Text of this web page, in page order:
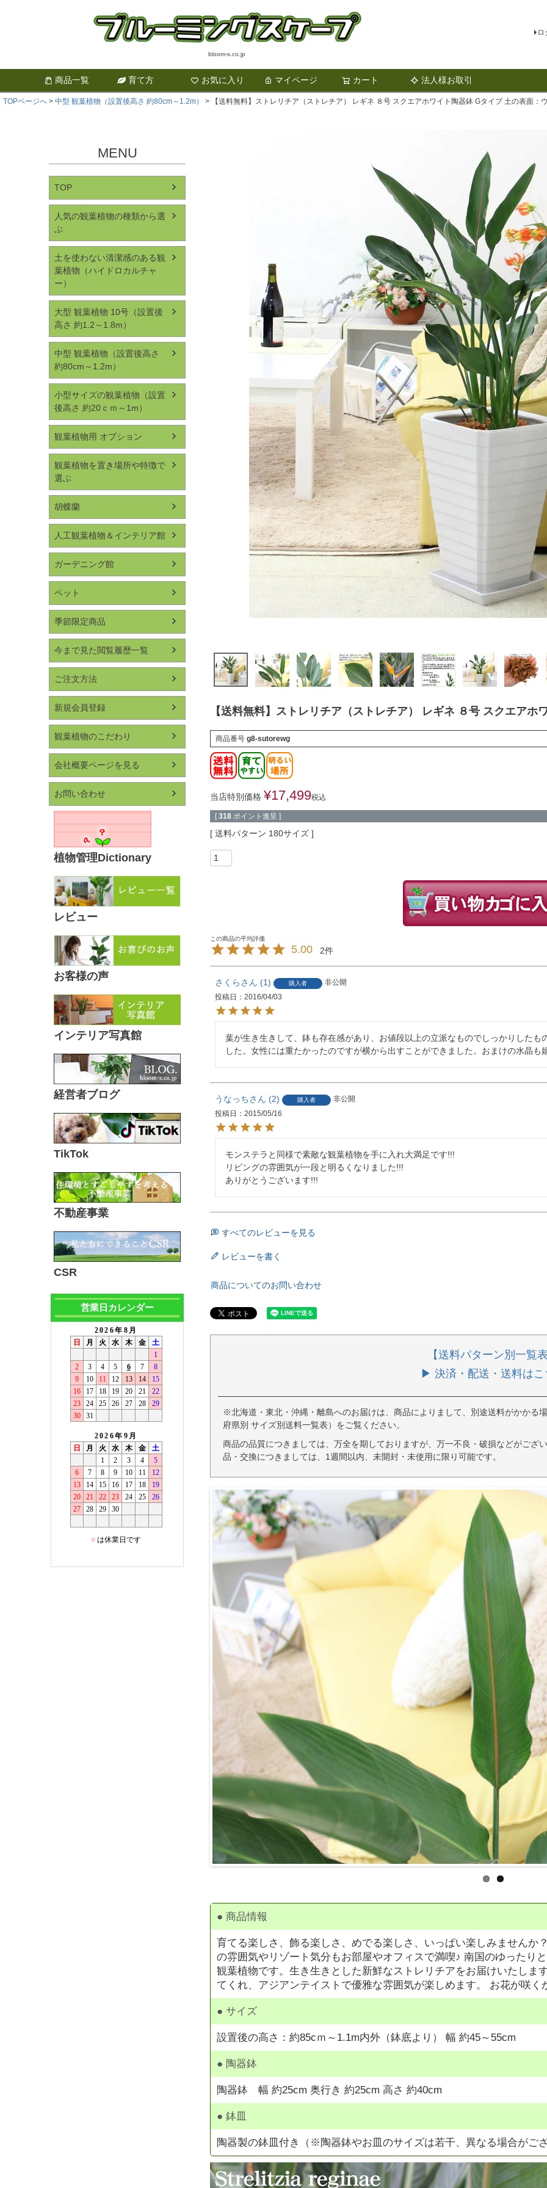
bloom-s.co.jp
ロ
商品一覧 育て方 お気に入り マイページ カート 法人様お取引
検索
TOPページへ 中型 観葉植物（設置後高さ 約80cm～1.2m） 【送料無料】ストレリチア（ストレチア） レギネ ８号 スクエアホワイト陶器鉢 Gタイプ 土の表面：
MENU
TOP
人気の観葉植物の種類から選
ぶ
土を使わない清潔感のある観
葉植物（ハイドロカルチャ
ー）
大型 観葉植物 10号（設置後
高さ 約1.2～1.8m）
中型 観葉植物（設置後高さ
約80cm～1.2m）
小型サイズの観葉植物（設置
後高さ 約20ｃｍ～1m）
観葉植物用 オプション
観葉植物を置き場所や特徴で
選ぶ
胡蝶蘭
人工観葉植物＆インテリア館
ガーデニング館
ペット
季節限定商品
今まで見た閲覧履歴一覧
ご注文方法
新規会員登録
観葉植物のこだわり
会社概要ページを見る
お問い合わせ
植物管理Dictionary
レビュー
お客様の声
インテリア写真館
経営者ブログ
TikTok
不動産事業
CSR
営業日カレンダー
【送料無料】ストレリチア（ストレチア） レギネ ８号 スクエア
商品番号 g8-sutorewg
当店特別価格 ¥17,499税込
[ 318 ポイント進呈 ]
送料パターン 180サイズ
5.00 2
さくら 1 購入者
非公開
投稿日
2016/04/03
葉が生き生きして、鉢も存在感があり、お値段以上の立派なものでしっかりした
した。女性には重たかったのですが横から出すことができました。おまけの水晶
うなっち 2 購入者
非公開
投稿日
2015/05/16
モンステラと同様で素敵な観葉植物を手に入れ大満足です!!!
リビングの雰囲気が一段と明るくなりました!!!
ありがとうございます!!!
すべてのレビューを見る
レビューを書く
商品についてのお問い合わせ
【送料パターン別一覧
▶ 決済・配送・送料はこ
※北海道・東北・沖縄・離島へのお届けは、商品によりまして、別途送料がかかる
府県別 サイズ別送料一覧表）をご覧ください。
商品の品質につきましては、万全を期しておりますが、万一不良・破損などがござ
品・交換につきましては、1週間以内、未開封・未使用に限り可能です。
● 商品情報
育てる楽しさ、飾る楽しさ、めでる楽しさ、いっぱい楽しみませんか
の雰囲気やリゾート気分もお部屋やオフィスで満喫♪ 南国のゆったり
観葉植物です。生き生きとした新鮮なストレリチアをお届けいたしま
てくれ、アジアンテイストで優雅な雰囲気が楽しめます。 お花が咲
● サイズ
設置後の高さ：約85cｍ～1.1m内外（鉢底より） 幅 約45～55cm
● 陶器鉢
陶器鉢 幅 約25cm 奥行き 約25cm 高さ 約40cm
● 鉢皿
陶器製の鉢皿付き（※陶器鉢やお皿のサイズは若干、異なる場合がご